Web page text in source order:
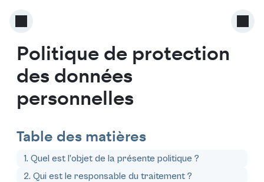
Politique de protection
des données
personnelles
Table des matières
1. Quel est l’objet de la présente politique ?
2. Qui est le responsable du traitement ?